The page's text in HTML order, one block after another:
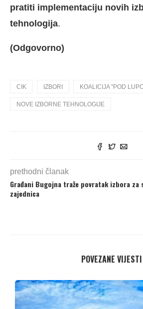
pratiti implementaciju novih
tehnologija.
(Odgovorno)
CIK IZBORI KOALICIJA "POD
NOVE IZBORNE TEHNOLOGIJE
prethodni članak
Građani Bugojna traže povratak izbora za
zajednica
POVEZANE VIJESTI